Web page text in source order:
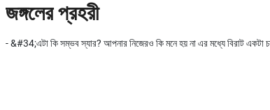
জঙ্গলের প্রহরী
- &#34;এটা কি সম্ভব স্যার? আপনার নিজেরও কি মনে হয় না এর মধ্যে বিরাট একটা